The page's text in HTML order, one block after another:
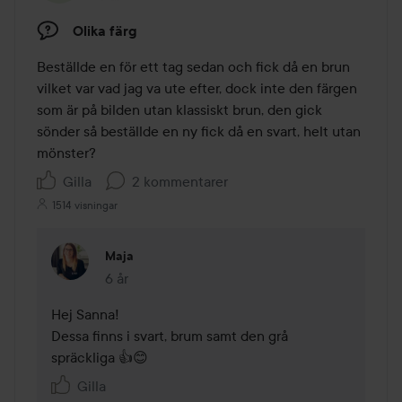
Olika färg
Beställde en för ett tag sedan och fick då en brun
vilket var vad jag va ute efter, dock inte den färgen
som är på bilden utan klassiskt brun, den gick
sönder så beställde en ny fick då en svart, helt utan
mönster?
Gilla
2 kommentarer
1514 visningar
Maja
6 år
Kommentaren lades 6 år
Hej Sanna!
Dessa finns i svart, brum samt den grå
spräckliga 👍😊
Gilla